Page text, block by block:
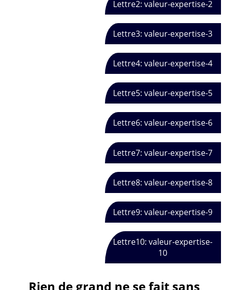
Lettre2: valeur-expertise-2
Lettre3: valeur-expertise-3
Lettre4: valeur-expertise-4
Lettre5: valeur-expertise-5
Lettre6: valeur-expertise-6
Lettre7: valeur-expertise-7
Lettre8: valeur-expertise-8
Lettre9: valeur-expertise-9
Lettre10: valeur-expertise-
10
Rien de grand ne se fait sans